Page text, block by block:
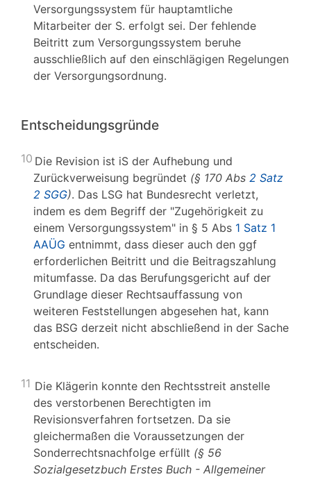
Versorgungssystem für hauptamtliche
Mitarbeiter der S. erfolgt sei. Der fehlende
Beitritt zum Versorgungssystem beruhe
ausschließlich auf den einschlägigen Regelungen
der Versorgungsordnung.
Entscheidungsgründe
10 Die Revision ist iS der Aufhebung und
Zurückverweisung begründet (§ 170 Abs 2 Satz
2 SGG). Das LSG hat Bundesrecht verletzt,
indem es dem Begriff der "Zugehörigkeit zu
einem Versorgungssystem" in § 5 Abs 1 Satz 1
AAÜG entnimmt, dass dieser auch den ggf
erforderlichen Beitritt und die Beitragszahlung
mitumfasse. Da das Berufungsgericht auf der
Grundlage dieser Rechtsauffassung von
weiteren Feststellungen abgesehen hat, kann
das BSG derzeit nicht abschließend in der Sache
entscheiden.
11 Die Klägerin konnte den Rechtsstreit anstelle
des verstorbenen Berechtigten im
Revisionsverfahren fortsetzen. Da sie
gleichermaßen die Voraussetzungen der
Sonderrechtsnachfolge erfüllt (§ 56
Sozialgesetzbuch Erstes Buch - Allgemeiner